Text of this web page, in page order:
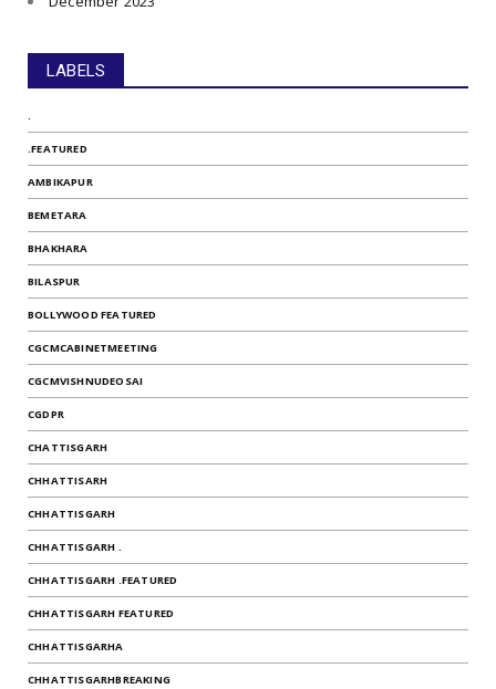
LABELS
.
.FEATURED
AMBIKAPUR
BEMETARA
BHAKHARA
BILASPUR
BOLLYWOOD FEATURED
CGCMCABINETMEETING
CGCMVISHNUDEOSAI
CGDPR
CHATTISGARH
CHHATTISARH
CHHATTISGARH
CHHATTISGARH .
CHHATTISGARH .FEATURED
CHHATTISGARH FEATURED
CHHATTISGARHA
CHHATTISGARHBREAKING